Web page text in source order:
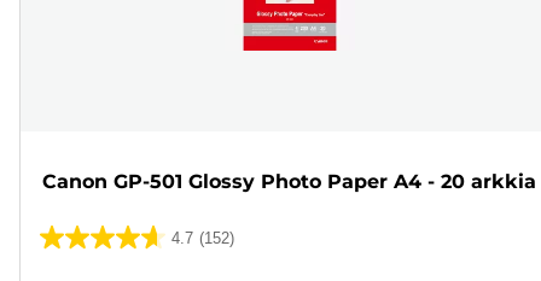
Canon GP-501 Glossy Photo Paper A4 - 20 arkkia
4.7 (152)
4.7/5